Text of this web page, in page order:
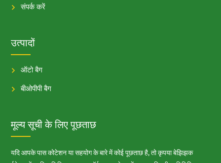
संपर्क करें
उत्पादों
ऑटो बैग
बीओपीपी बैग
मूल्य सूची के लिए पूछताछ
यदि आपके पास कोटेशन या सहयोग के बारे में कोई पूछताछ है, तो कृपया बेझिझक